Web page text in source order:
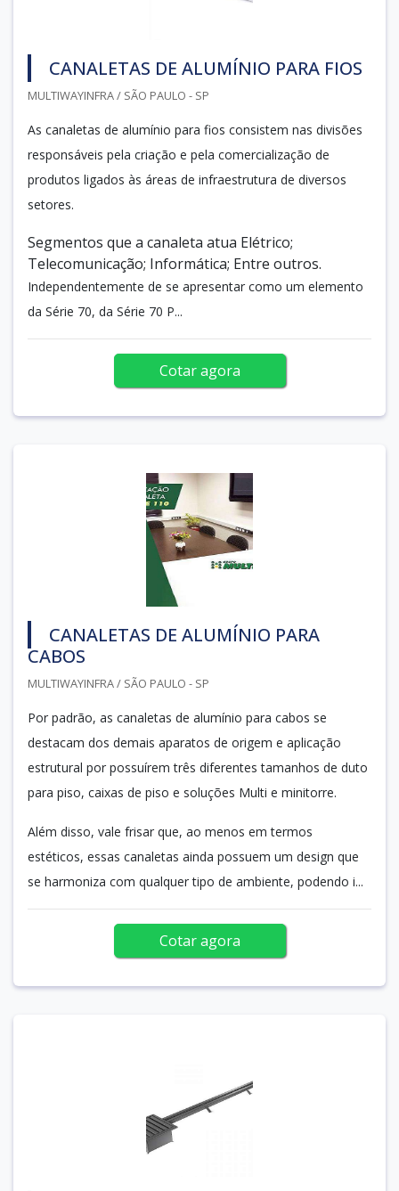
CANALETAS DE ALUMÍNIO PARA FIOS
MULTIWAYINFRA / SÃO PAULO - SP
As canaletas de alumínio para fios consistem nas divisões
responsáveis pela criação e pela comercialização de
produtos ligados às áreas de infraestrutura de diversos
setores.
Segmentos que a canaleta atua Elétrico;
Telecomunicação; Informática; Entre outros.
Independentemente de se apresentar como um elemento
da Série 70, da Série 70 P...
Cotar agora
CANALETAS DE ALUMÍNIO PARA
CABOS
MULTIWAYINFRA / SÃO PAULO - SP
Por padrão, as canaletas de alumínio para cabos se
destacam dos demais aparatos de origem e aplicação
estrutural por possuírem três diferentes tamanhos de duto
para piso, caixas de piso e soluções Multi e minitorre.
Além disso, vale frisar que, ao menos em termos
estéticos, essas canaletas ainda possuem um design que
se harmoniza com qualquer tipo de ambiente, podendo i...
Cotar agora